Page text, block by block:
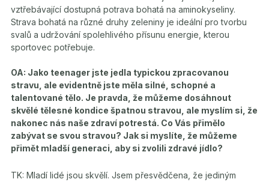
vztřebávající dostupná potrava bohatá na aminokyseliny.
Strava bohatá na různé druhy zeleniny je ideální pro tvorbu
svalů a udržování spolehlivého přísunu energie, kterou
sportovec potřebuje.
OA: Jako teenager jste jedla typickou zpracovanou
stravu, ale evidentně jste měla silné, schopné a
talentované tělo. Je pravda, že můžeme dosáhnout
skvělé tělesné kondice špatnou stravou, ale myslím si, že
nakonec nás naše zdraví potrestá. Co Vás přimělo
zabývat se svou stravou? Jak si myslíte, že můžeme
přimět mladší generaci, aby si zvolili zdravé jídlo?
TK: Mladí lidé jsou skvělí. Jsem přesvědčena, že jediným